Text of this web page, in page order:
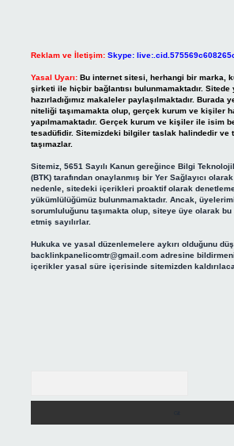
Reklam ve İletişim: Skype:
Yasal Uyarı: Bu internet sitesi, herhangi bir marka,
şirketi ile hiçbir bağlantısı bulunmamaktadır. Sitede
hazırladığımız makaleler paylaşılmaktadır. Burada
niteliği taşımamakta olup, gerçek kurum ve kişiler
yapılmamaktadır. Gerçek kurum ve kişiler ile isim
tesadüfidir. Sitemizdeki bilgiler taslak halindedir ve
taşımazlar.
Sitemiz, 5651 Sayılı Kanun gereğince Bilgi
(BTK) tarafından onaylanmış bir Yer Sağlayıcı
nedenle, sitedeki içerikleri proaktif olarak
yükümlülüğümüz bulunmamaktadır. Ancak,
sorumluluğunu taşımakta olup, siteye üye olarak
etmiş sayılırlar.
Hukuka ve yasal düzenlemelere aykırı olduğunu
backlinkpanelicomtr@gmail.comadresine
içerikler yasal süre içerisinde sitemizden